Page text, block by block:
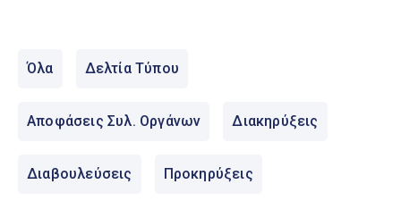
Μητρώο
Όλα Δελτία Τύπου
Αποφάσεις Συλ. Οργάνων Διακηρύξεις
Διαβουλεύσεις Προκηρύξεις